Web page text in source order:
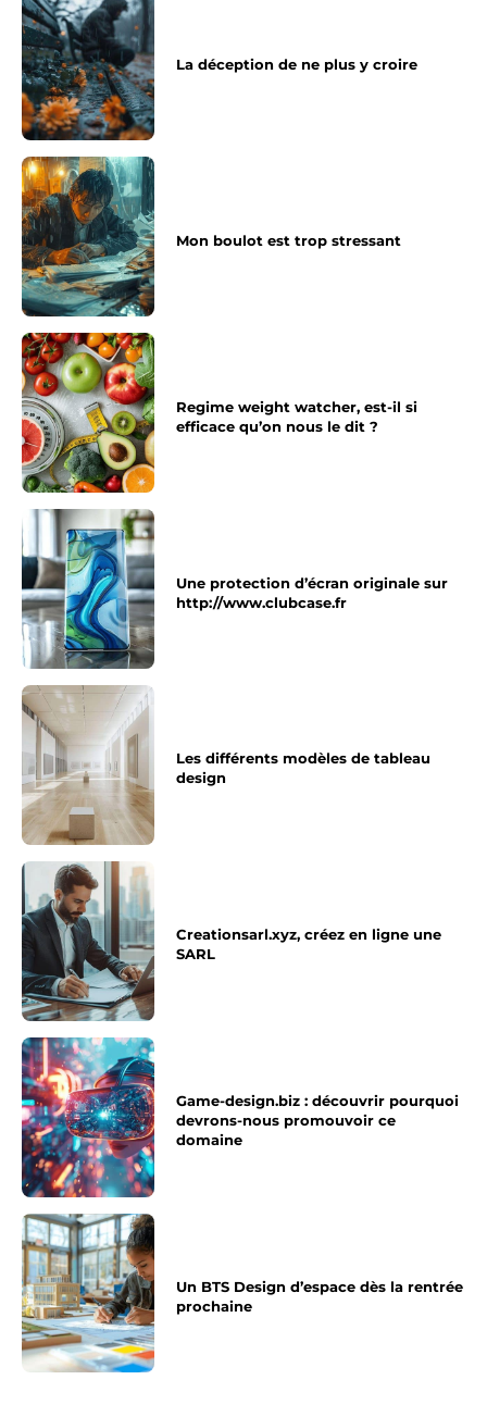
La déception de ne plus y croire
Mon boulot est trop stressant
Regime weight watcher, est-il si
efficace qu’on nous le dit ?
Une protection d’écran originale sur
http://www.clubcase.fr
Les différents modèles de tableau
design
Creationsarl.xyz, créez en ligne une
SARL
Game-design.biz : découvrir pourquoi
devrons-nous promouvoir ce
domaine
Un BTS Design d’espace dès la rentrée
prochaine